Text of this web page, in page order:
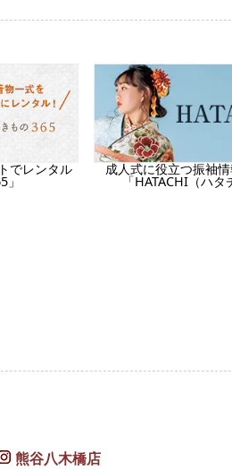
でレンタル
」
成人式に役立つ振袖
「HATACHI（ハタ
熊谷八木橋店